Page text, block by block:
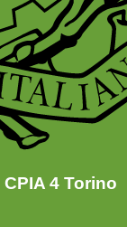
CPIA 4 Torino